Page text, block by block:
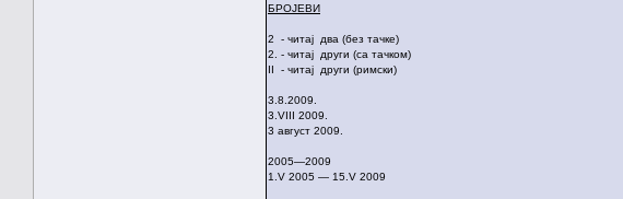
БРОЈЕВИ
2 - читај два (без тачке)
2. - читај други (са тачком)
II - читај други (римски)
3.8.2009.
3.VIII 2009.
3 август 2009.
2005—2009
1.V 2005 — 15.V 2009